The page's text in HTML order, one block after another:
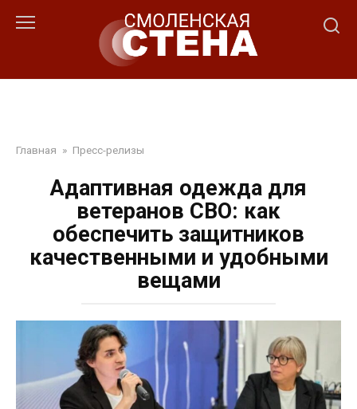
Главная » Пресс-релизы
Адаптивная одежда для
ветеранов СВО: как
обеспечить защитников
качественными и удобными
вещами